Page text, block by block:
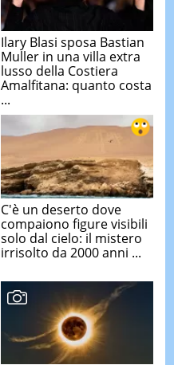
Ilary Blasi sposa Bastian
Muller in una villa extra
lusso della Costiera
Amalfitana: quanto costa
...
C'è un deserto dove
compaiono figure visibili
solo dal cielo: il mistero
irrisolto da 2000 anni ...